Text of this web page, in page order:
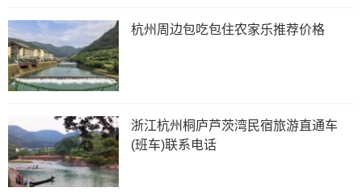
杭州周边包吃包住农家乐推荐价格
浙江杭州桐庐芦茨湾民宿旅游直通车
(班车)联系电话